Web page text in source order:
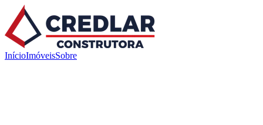
InícioImóveisSobre